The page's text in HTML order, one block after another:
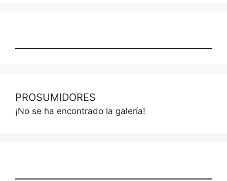
PROSUMIDORES
¡No se ha encontrado la galería!